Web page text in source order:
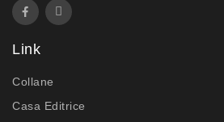
Link
Collane
Casa Editrice